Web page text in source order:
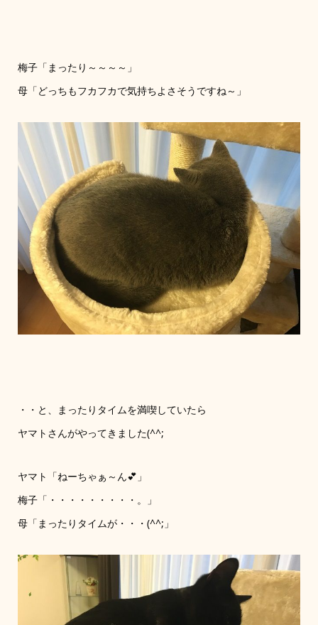
梅子「まったり～～～～」
母「どっちもフカフカで気持ちよさそうですね～」
・・と、まったりタイムを満喫していたら
ヤマトさんがやってきました(^^;
ヤマト「ねーちゃぁ～ん💕」
梅子「・・・・・・・・・。」
母「まったりタイムが・・・(^^;」